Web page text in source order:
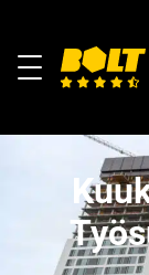
Valikko
etusivulle